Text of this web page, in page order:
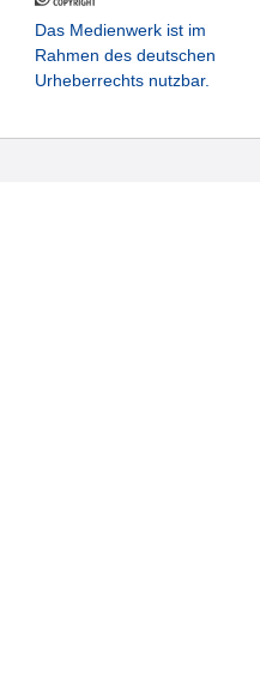
Das Medienwerk ist im
Rahmen des deutschen
Urheberrechts nutzbar.